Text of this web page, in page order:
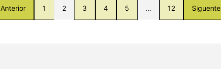
Anterior 1 2 3 4 5 … 12 Siguente